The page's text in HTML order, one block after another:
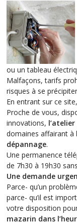
ou un tableau
Malfaçons, tarifs
risques à se
En entrant sur ce
Proche de vous,
innovations,
domaines affairant à
dépannage.
Une permanence
de 7h30 à 19h30
Une demande
Parce- qu’un
parce- qu’il est
votre disposition
mazarin dans